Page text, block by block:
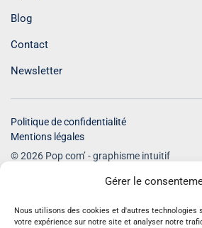
Gérer le
Nous utilisons des cookies et d'autres technologies
votre expérience sur notre site et analyser notre
Blog
Contact
Newsletter
Politique de confidentialité
Mentions légales
© 2026 Pop com’ - graphisme intuitif